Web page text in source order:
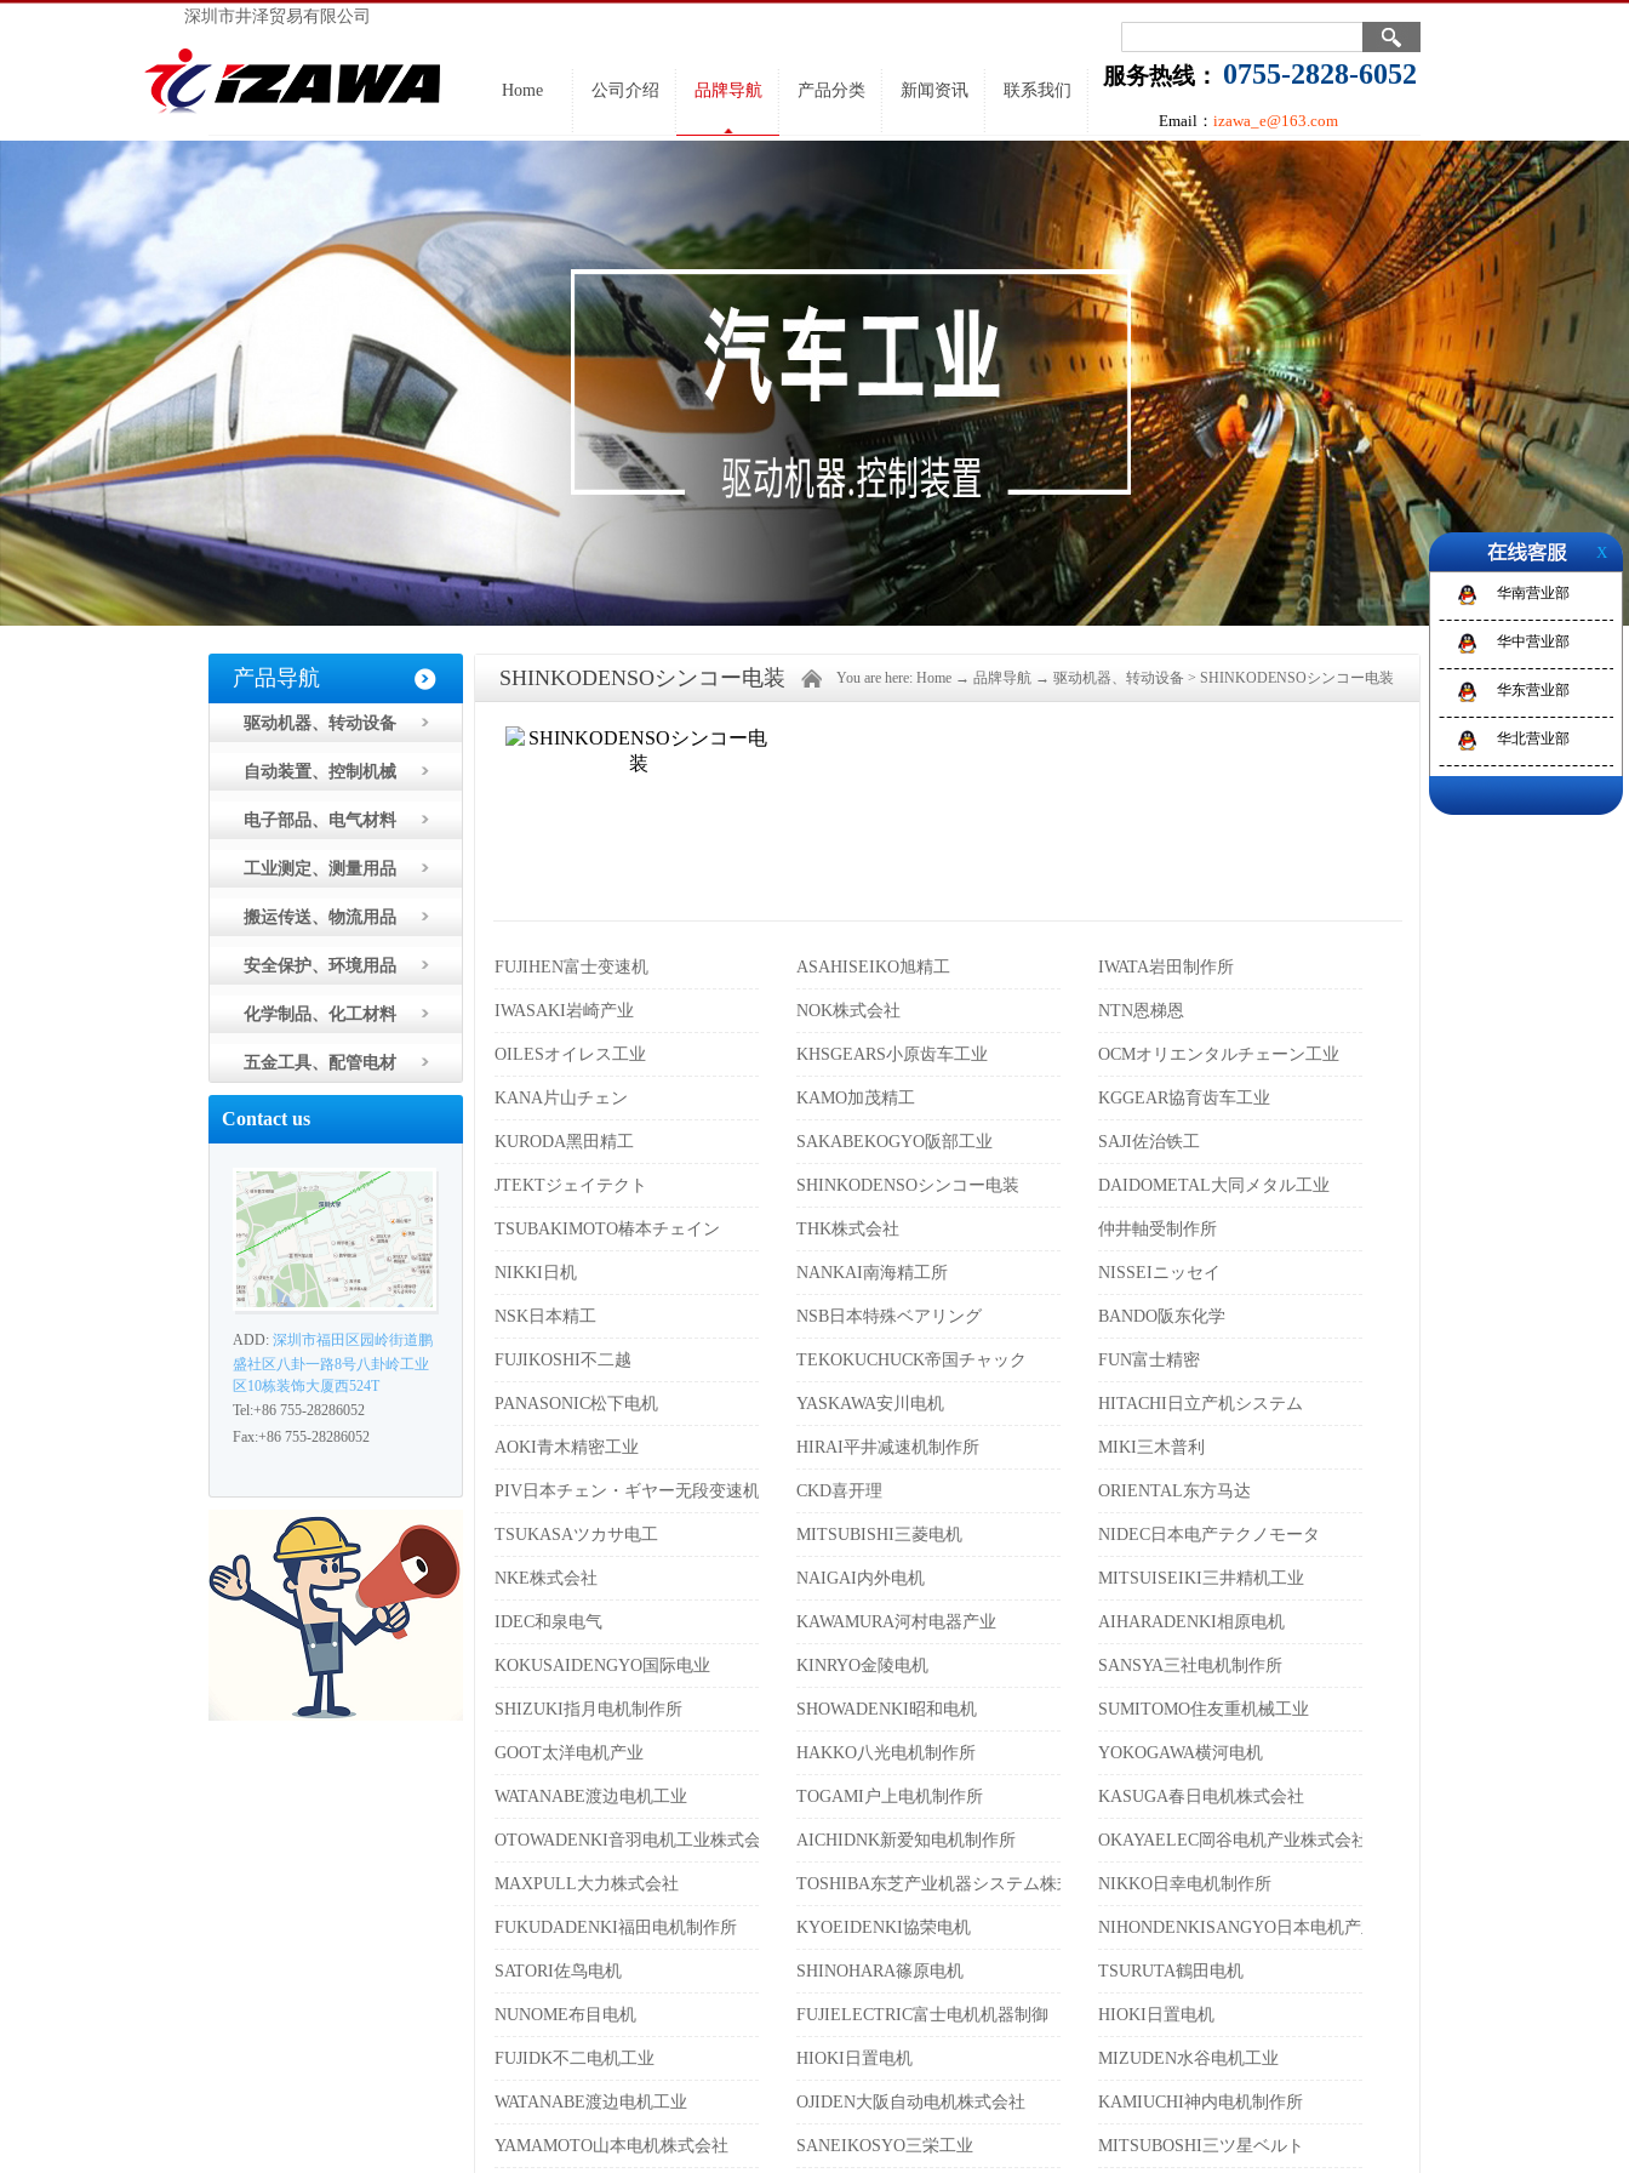
深圳市井泽贸易有限公司
服务热线： 0755-2828-6052
Email： izawa_e@163.com
Home 公司介绍 品牌导航 产品分类 新闻资讯 联系我们
1
产品导航
驱动机器、转动设备
自动装置、控制机械
电子部品、电气材料
工业测定、测量用品
搬运传送、物流用品
安全保护、环境用品
化学制品、化工材料
五金工具、配管电材
Contact us
ADD: 深圳市福田区园岭街道鹏
盛社区八卦一路8号八卦岭工业
区10栋装饰大厦西524T
Tel:+86 755-28286052
Fax:+86 755-28286052
SHINKODENSOシンコー电装 You are here: Home → 品牌导航 → 驱动机器、转动设备 > SHINKODENSOシンコー电装
FUJIHEN富士变速机 ASAHISEIKO旭精工 IWATA岩田制作所
IWASAKI岩崎产业 NOK株式会社 NTN恩梯恩
OILESオイレス工业 KHSGEARS小原齿车工业 OCMオリエンタルチェーン工业
KANA片山チェン KAMO加茂精工 KGGEAR協育齿车工业
KURODA黑田精工 SAKABEKOGYO阪部工业 SAJI佐治铁工
JTEKTジェイテクト SHINKODENSOシンコー电装 DAIDOMETAL大同メタル工业
TSUBAKIMOTO椿本チェイン THK株式会社 仲井軸受制作所
NIKKI日机 NANKAI南海精工所 NISSEIニッセイ
NSK日本精工 NSB日本特殊ベアリング BANDO阪东化学
FUJIKOSHI不二越 TEKOKUCHUCK帝国チャック FUN富士精密
PANASONIC松下电机 YASKAWA安川电机 HITACHI日立产机システム
AOKI青木精密工业 HIRAI平井减速机制作所 MIKI三木普利
PIV日本チェン・ギヤー无段变速机㈱ CKD喜开理 ORIENTAL东方马达
TSUKASAツカサ电工 MITSUBISHI三菱电机 NIDEC日本电产テクノモータ
NKE株式会社 NAIGAI内外电机 MITSUISEIKI三井精机工业
IDEC和泉电气 KAWAMURA河村电器产业 AIHARADENKI相原电机
KOKUSAIDENGYO国际电业 KINRYO金陵电机 SANSYA三社电机制作所
SHIZUKI指月电机制作所 SHOWADENKI昭和电机 SUMITOMO住友重机械工业
GOOT太洋电机产业 HAKKO八光电机制作所 YOKOGAWA横河电机
WATANABE渡边电机工业 TOGAMI户上电机制作所 KASUGA春日电机株式会社
OTOWADENKI音羽电机工业株式会社 AICHIDNK新爱知电机制作所 OKAYAELEC岡谷电机产业株式会社
MAXPULL大力株式会社 TOSHIBA东芝产业机器システム株式会社NIKKO日幸电机制作所
FUKUDADENKI福田电机制作所 KYOEIDENKI協荣电机 NIHONDENKISANGYO日本电机产业
SATORI佐鸟电机 SHINOHARA篠原电机 TSURUTA鶴田电机
NUNOME布目电机 FUJIELECTRIC富士电机机器制御 HIOKI日置电机
FUJIDK不二电机工业 HIOKI日置电机 MIZUDEN水谷电机工业
WATANABE渡边电机工业 OJIDEN大阪自动电机株式会社 KAMIUCHI神内电机制作所
YAMAMOTO山本电机株式会社 SANEIKOSYO三栄工业 MITSUBOSHI三ツ星ベルト
X
华南营业部
华中营业部
华东营业部
华北营业部